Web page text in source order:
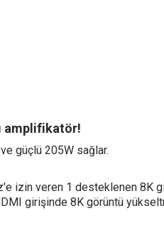
amplifikatör!
güçlü 205W sağlar.
izin veren 1 desteklenen 8K
girişinde 8K görüntü